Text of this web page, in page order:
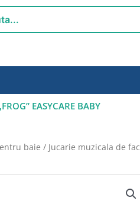
EASYCARE BABY
baie / Jucarie muzicala de